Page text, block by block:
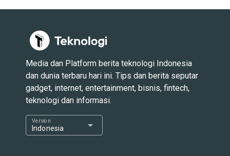
Media dan Platform berita teknologi Indonesia
dan dunia terbaru hari ini. Tips dan berita seputar
gadget, internet, entertainment, bisnis, fintech,
teknologi dan informasi.
Indonesia
Version arrow_drop_down